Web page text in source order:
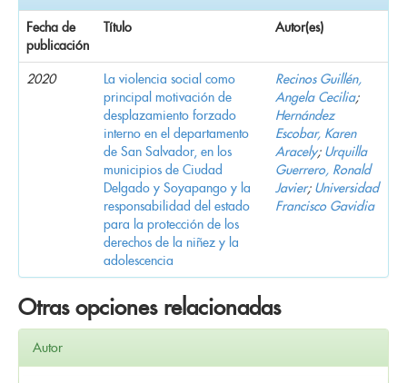
Fecha de
publicación
Título Autor(es)
2020
La violencia social como
principal motivación de
desplazamiento forzado
interno en el departamento
de San Salvador, en los
municipios de Ciudad
Delgado y Soyapango y la
responsabilidad del estado
para la protección de los
derechos de la niñez y la
adolescencia
Recinos Guillén,
Angela Cecilia;
Hernández
Escobar, Karen
Aracely; Urquilla
Guerrero, Ronald
Javier; Universidad
Francisco Gavidia
Otras opciones relacionadas
Autor